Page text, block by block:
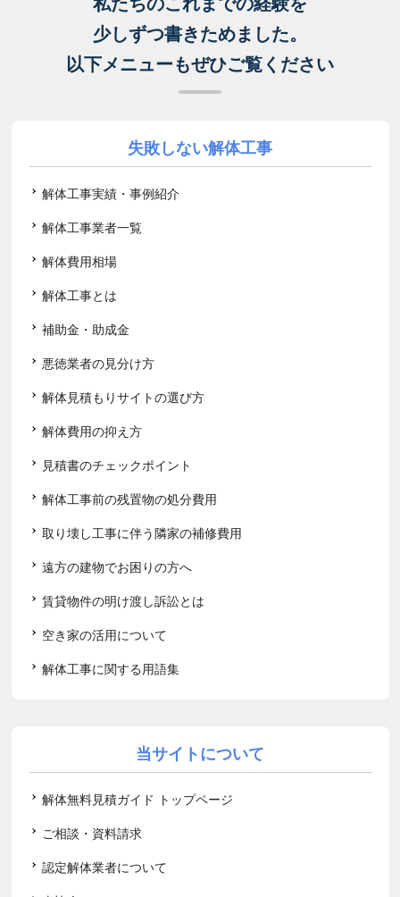
少しずつ書きためました。
以下メニューもぜひご覧ください
失敗しない解体工事
解体工事実績・事例紹介
解体工事業者一覧
解体費用相場
解体工事とは
補助金・助成金
悪徳業者の見分け方
解体見積もりサイトの選び方
解体費用の抑え方
見積書のチェックポイント
解体工事前の残置物の処分費用
取り壊し工事に伴う隣家の補修費用
遠方の建物でお困りの方へ
賃貸物件の明け渡し訴訟とは
空き家の活用について
解体工事に関する用語集
当サイトについて
解体無料見積ガイド トップページ
ご相談・資料請求
認定解体業者について